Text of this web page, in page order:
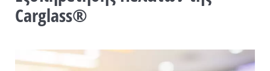
Carglass®